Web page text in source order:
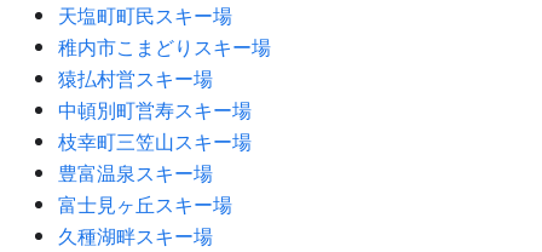
天塩町町民スキー場
稚内市こまどりスキー場
猿払村営スキー場
中頓別町営寿スキー場
枝幸町三笠山スキー場
豊富温泉スキー場
富士見ヶ丘スキー場
久種湖畔スキー場